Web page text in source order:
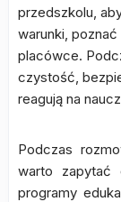
przedszkolu,
warunki,
placówce.
czystość,
reagują na
Podczas
warto zapytać
programy